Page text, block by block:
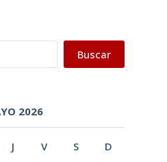
Buscar
2026
J V S D